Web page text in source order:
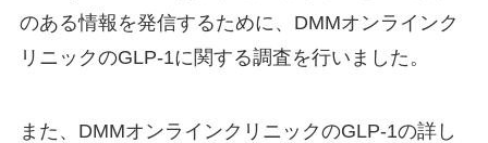
のある情報を発信するために、DMMオンラインク
リニックのGLP-1に関する調査を行いました。
また、DMMオンラインクリニックのGLP-1の詳し